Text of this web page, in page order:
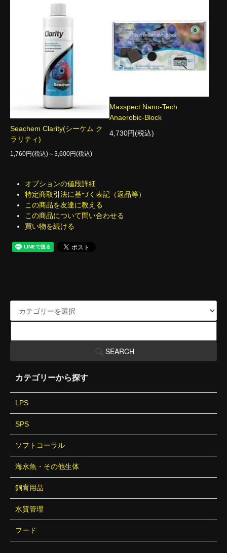
Seachem Clarity(シーケム ク
ラリティ)
1,760円(税込)～3,600円(税込)
Maxspect Nano-Tech
Anaerobic-Block
4,730円(税込)
オプションの値段詳細
特定商取引法に基づく表記（返品等）
この商品を友達に教える
この商品について問い合わせる
買い物を続ける
SEARCH
カテゴリーから探す
LPS
SPS
ソフトコーラル
海水魚・その他生体
飼育用品
水質管理
フード